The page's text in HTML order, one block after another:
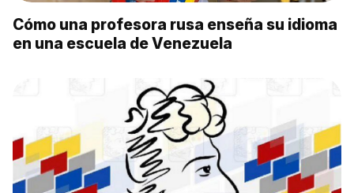
Сómo una profesora rusa enseña su idioma
en una escuela de Venezuela